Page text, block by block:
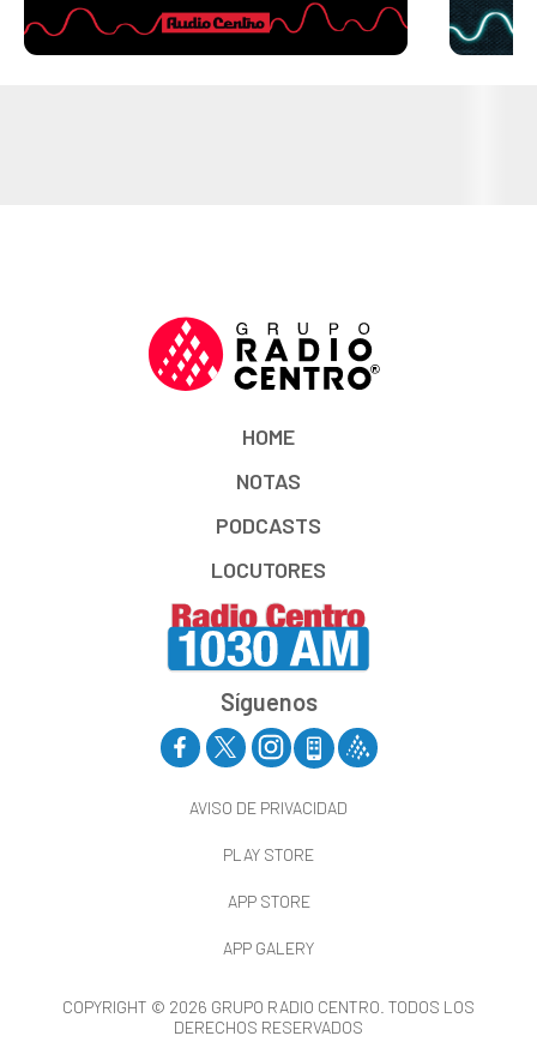
HOME
NOTAS
PODCASTS
LOCUTORES
Síguenos
AVISO DE PRIVACIDAD
PLAY STORE
APP STORE
APP GALERY
COPYRIGHT © 2026 GRUPO RADIO CENTRO. TODOS LOS
DERECHOS RESERVADOS